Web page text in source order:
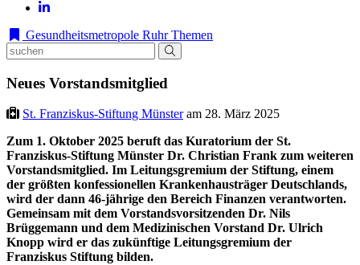
Gesundheitsmetropole Ruhr Themen
Neues Vorstandsmitglied
St. Franziskus-Stiftung Münsteram 28. März 2025
Zum 1. Oktober 2025 beruft das Kuratorium der St.
Franziskus-Stiftung Münster Dr. Christian Frank zum weiteren
Vorstandsmitglied. Im Leitungsgremium der Stiftung, einem
der größten konfessionellen Krankenhausträger Deutschlands,
wird der dann 46-jährige den Bereich Finanzen verantworten.
Gemeinsam mit dem Vorstands­vorsitzenden Dr. Nils
Brüggemann und dem Medizinischen Vorstand Dr. Ulrich
Knopp wird er das zukünftige Leitungsgremium der
Franziskus Stiftung bilden.